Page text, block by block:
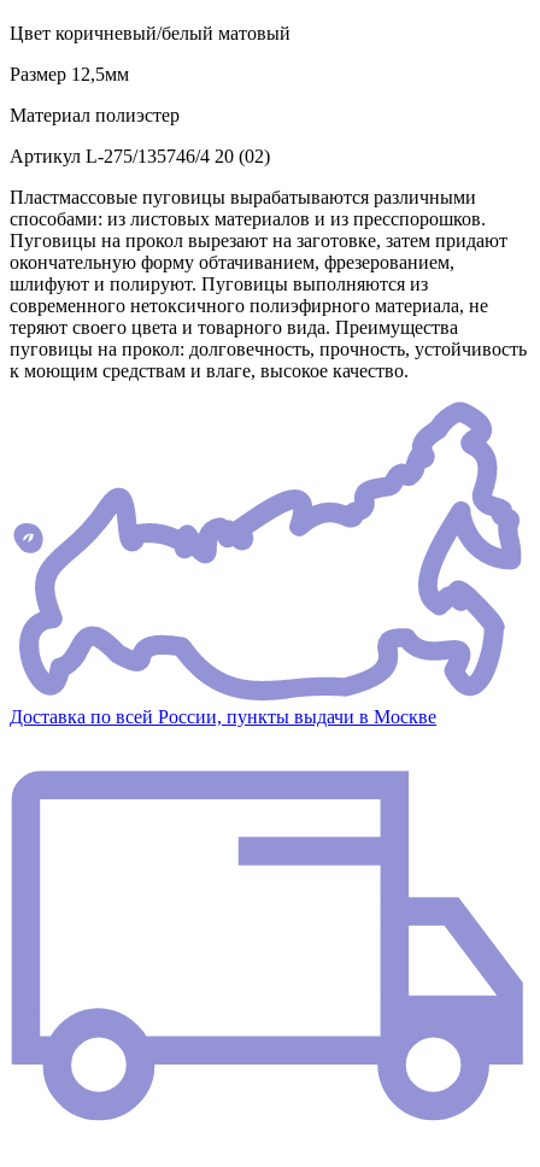
Цвет коричневый/белый матовый
Размер 12,5мм
Материал полиэстер
Артикул L-275/135746/4 20 (02)
Пластмассовые пуговицы вырабатываются различными
способами: из листовых материалов и из пресспорошков.
Пуговицы на прокол вырезают на заготовке, затем придают
окончательную форму обтачиванием, фрезерованием,
шлифуют и полируют. Пуговицы выполняются из
современного нетоксичного полиэфирного материала, не
теряют своего цвета и товарного вида. Преимущества
пуговицы на прокол: долговечность, прочность, устойчивость
к моющим средствам и влаге, высокое качество.
Доставка по всей России, пункты выдачи в Москве